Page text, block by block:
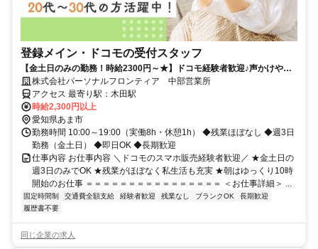
登録メイン・ドコモの受付スタッフ
【金土日のみの勤務！時給2300円～★】ドコモ経験者歓迎♪声かけやク
ロージングはナシ！
株式会社パーソナルフロンティア 中部営業所
アクセス 最寄り駅：木田駅
時給2,300円以上
愛知県あま市
勤務時間 10:00～19:00（実働8h・休憩1h） ◆残業ほぼなし ◆週3日
勤務（金土日） ◆即日OK ◆長期歓迎
仕事内容 お仕事内容 ＼ドコモのスマホ販売経験者歓迎／ ★金土日の
週3日のみでOK ★残業がほぼなく私生活も充実 ★朝はゆっくり10時
開始のお仕事 ＝＝＝＝＝＝＝＝＝＝＝＝＝＝＝＝ ＜お仕事詳細＞ ...
固定時間制 交通費全額支給 経験者歓迎 残業なし ブランクOK
長期歓迎
履歴書不要
同じ企業の求人